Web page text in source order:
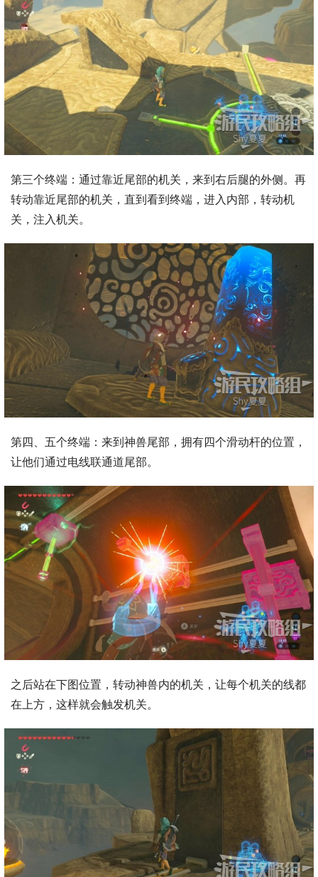
第三个终端：通过靠近尾部的机关，来到右后腿的外侧。再
转动靠近尾部的机关，直到看到终端，进入内部，转动机
关，注入机关。
第四、五个终端：来到神兽尾部，拥有四个滑动杆的位置，
让他们通过电线联通道尾部。
之后站在下图位置，转动神兽内的机关，让每个机关的线都
在上方，这样就会触发机关。